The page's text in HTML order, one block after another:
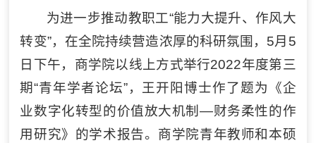
为进一步推动教职工“能力大提升、作风大
转变”，在全院持续营造浓厚的科研氛围，5月5
日下午，商学院以线上方式举行2022年度第三
期“青年学者论坛”，王开阳博士作了题为《企
业数字化转型的价值放大机制—财务柔性的作
用研究》的学术报告。商学院青年教师和本硕